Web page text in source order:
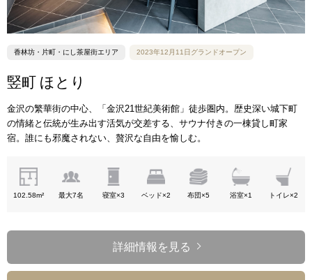
香林坊・片町・にし茶屋街エリア 2023年12月11日グランドオープン
竪町 ほとり
金沢の繁華街の中心、「金沢21世紀美術館」徒歩圏内。歴史深い城下町
の情緒と伝統が生み出す活気が交差する、サウナ付きの一棟貸し町家
宿。誰にも邪魔されない、贅沢な自由を愉しむ。
102.58m² 最大7名 寝室×3 ベッド×2 布団×5 浴室×1 トイレ×2
詳細情報を見る